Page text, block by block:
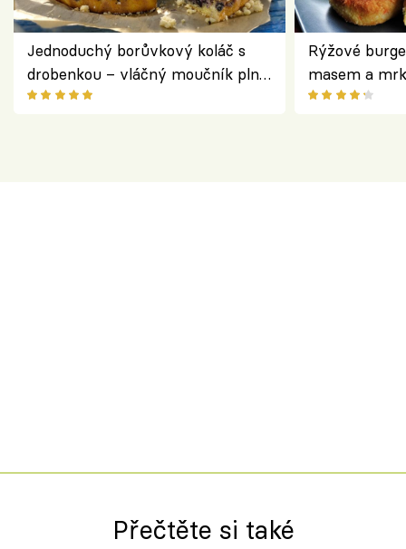
Jednoduchý borůvkový koláč s
drobenkou – vláčný moučník plný
ovoce
Rýžové
masem a
salátem –
Přečtěte si také